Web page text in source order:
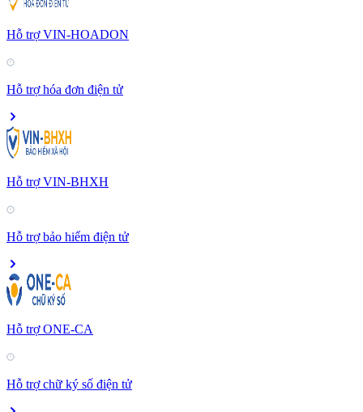
Hỗ trợ VIN-HOADON
Hỗ trợ hóa đơn điện tử
Hỗ trợ VIN-BHXH
Hỗ trợ bảo hiểm điện tử
Hỗ trợ ONE-CA
Hỗ trợ chữ ký số điện tử